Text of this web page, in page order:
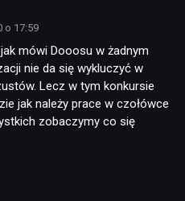
o 17:59
mówi Dooosu w żadnym
nie da się wykluczyć w
Lecz w tym konkursie
jak należy prace w czołówce
zobaczymy co się